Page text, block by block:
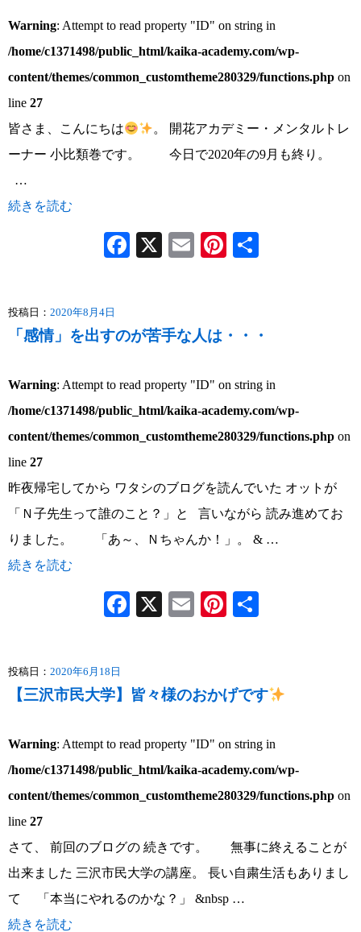
Warning: Attempt to read property "ID" on string in
/home/c1371498/public_html/kaika-academy.com/wp-
content/themes/common_customtheme280329/functions.php on
line 27
皆さま、こんにちは
。 開花アカデミー・メンタルトレ
ーナー 小比類巻です。 今日で2020年の9月も終り。
…
続きを読む
Facebook
X EmailPinterest
投稿日： 2020年8月4日
「感情」を出すのが苦手な人は・・・
Warning: Attempt to read property "ID" on string in
/home/c1371498/public_html/kaika-academy.com/wp-
content/themes/common_customtheme280329/functions.php on
line 27
昨夜帰宅してから ワタシのブログを読んでいた オットが
「Ｎ子先生って誰のこと？」と 言いながら 読み進めてお
りました。 「あ～、Ｎちゃんか！」。 & …
続きを読む
Facebook
X EmailPinterest
投稿日： 2020年6月18日
【三沢市民大学】皆々様のおかげです
Warning: Attempt to read property "ID" on string in
/home/c1371498/public_html/kaika-academy.com/wp-
content/themes/common_customtheme280329/functions.php on
line 27
さて、 前回のブログの 続きです。 無事に終えることが
出来ました 三沢市民大学の講座。 長い自粛生活もありまし
て 「本当にやれるのかな？」 &nbsp …
続きを読む